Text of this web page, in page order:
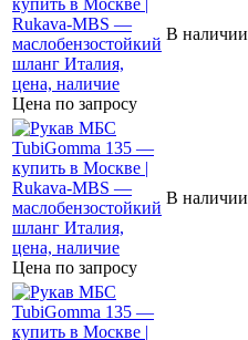
Цена по запросу
В наличии
Цена по запросу
В наличии